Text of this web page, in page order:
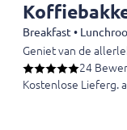
Breakfast •
Geniet van de
Iedereen is van
24
Kostenlose Lieferg.